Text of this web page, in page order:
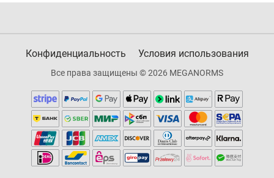
Конфиденциальность Условия использования
Все права защищены © 2026 MEGANORMS